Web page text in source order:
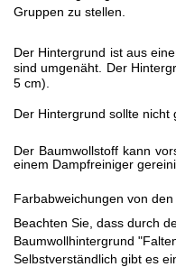
Gruppen zu stellen.
Der Hintergrund ist aus
sind umgenäht. Der
5 cm).
Der Hintergrund sollte nicht
Der Baumwollstoff kann
einem Dampfreiniger
Farbabweichungen von
Beachten Sie, dass durch
Baumwollhintergrund
Selbstverständlich gibt es